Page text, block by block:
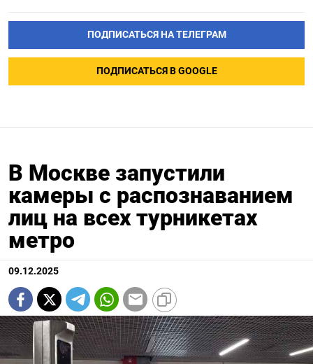
ПОДПИСАТЬСЯ НА ТЕЛЕГРАМ
ПОДПИСАТЬСЯ В GOOGLE
В Москве запустили
камеры с распознаванием
лиц на всех турникетах
метро
09.12.2025